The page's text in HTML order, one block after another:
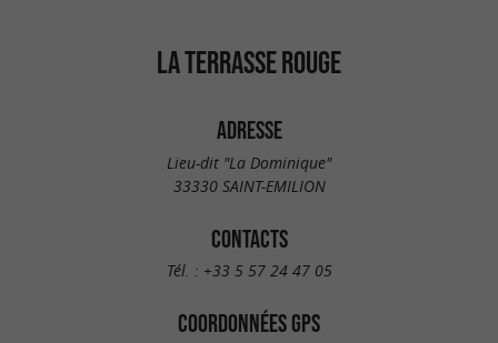
LA TERRASSE ROUGE
ADRESSE
Lieu-dit "La Dominique"
33330 SAINT-EMILION
CONTACTS
Tél. : +33 5 57 24 47 05
COORDONNÉES GPS